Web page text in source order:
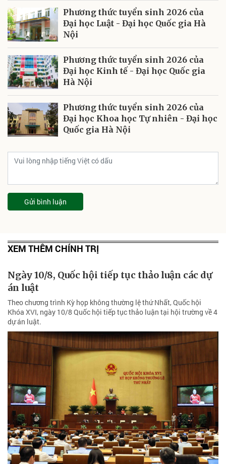
Phương thức tuyển sinh 2026 của
Đại học Luật - Đại học Quốc gia Hà
Nội
Phương thức tuyển sinh 2026 của
Đại học Kinh tế - Đại học Quốc gia
Hà Nội
Phương thức tuyển sinh 2026 của
Đại học Khoa học Tự nhiên - Đại học
Quốc gia Hà Nội
Gửi bình luận
XEM THÊM CHÍNH TRỊ
Ngày 10/8, Quốc hội tiếp tục thảo luận các dự
án luật
Theo chương trình Kỳ họp không thường lệ thứ Nhất, Quốc hội
Khóa XVI, ngày 10/8 Quốc hội tiếp tục thảo luận tại hội trường về 4
dự án luật.